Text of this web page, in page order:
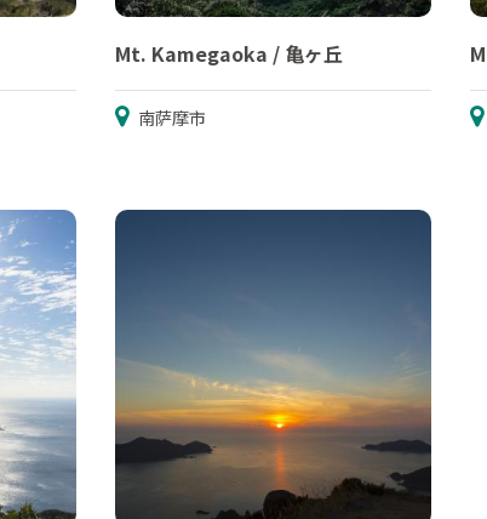
Mt. Kamegaoka / 亀ヶ丘
南萨摩市